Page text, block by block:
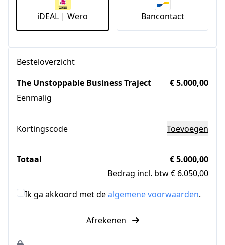
iDEAL | Wero Bancontact
Besteloverzicht
The Unstoppable Business Traject
Eenmalig
€ 5.000,00
Kortingscode Toevoegen
Totaal
€ 5.000,00
Bedrag incl. btw € 6.050,00
Ik ga akkoord met dealgemene voorwaarden.
Afrekenen